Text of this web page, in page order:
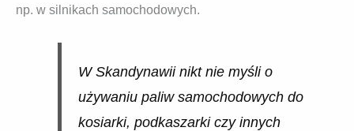
np. w silnikach samochodowych.
W Skandynawii nikt nie myśli o
używaniu paliw samochodowych do
kosiarki, podkaszarki czy innych